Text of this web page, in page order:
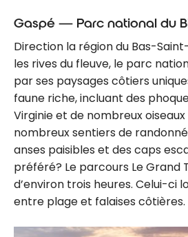
Gaspé — Parc national du
Direction la région du Bas-
les rives du fleuve, le parc
par ses paysages côtiers
faune riche, incluant des
Virginie et de nombreux
nombreux sentiers de
anses paisibles et des caps
préféré? Le parcours Le Grand
d’environ trois heures. Celui-ci
entre plage et falaises côtières.